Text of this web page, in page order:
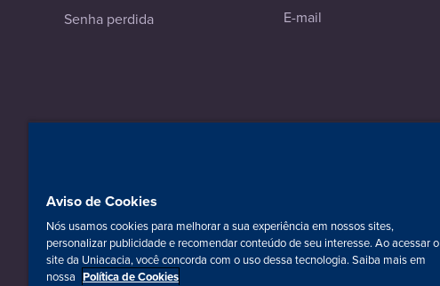
Senha perdida
E-mail
Aviso de Cookies
Nós usamos cookies para melhorar a sua experiência em nossos sites,
personalizar publicidade e recomendar conteúdo de seu interesse. Ao acessar o
site da Uniacacia, você concorda com o uso dessa tecnologia. Saiba mais em
nossa Política de Cookies